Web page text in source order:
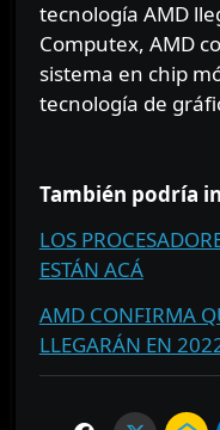
tecnología AMD
Computex, AMD
sistema en chip
tecnología de
También podría
LOS
ESTÁN ACÁ
AMD CONFIRMA
LLEGARÁN EN